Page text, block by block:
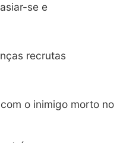
se e
recrutas
o inimigo morto no